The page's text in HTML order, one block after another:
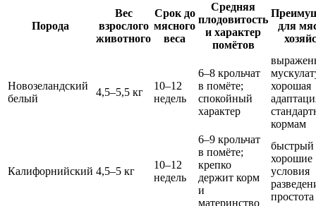
Порода
Вес
взрослого
животного
Срок до
мясного
веса
Средняя
плодовитость
и характер
помётов
для
Новозеландский
белый
4,5–5,5 кг
10–12
недель
6–8 крольчат
в помёте;
спокойный
характер
хорошая
кормам
Калифорнийский 4,5–5 кг
10–12
недель
6–9 крольчат
в помёте;
крепко
держит корм
и
материнство
быстрый
хорошие
условия